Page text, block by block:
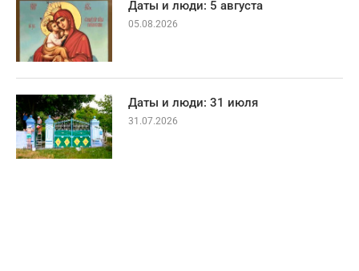
Даты и люди: 5 августа
05.08.2026
Даты и люди: 31 июля
31.07.2026